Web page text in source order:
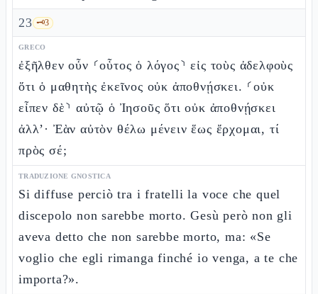
23 🗝️3
GRECO
ἐξῆλθεν οὖν ⸂οὗτος ὁ λόγος⸃ εἰς τοὺς ἀδελφοὺς
ὅτι ὁ μαθητὴς ἐκεῖνος οὐκ ἀποθνῄσκει. ⸂οὐκ
εἶπεν δὲ⸃ αὐτῷ ὁ Ἰησοῦς ὅτι οὐκ ἀποθνῄσκει
ἀλλ’· Ἐὰν αὐτὸν θέλω μένειν ἕως ἔρχομαι, τί
πρὸς σέ;
TRADUZIONE GNOSTICA
Si diffuse perciò tra i fratelli la voce che quel
discepolo non sarebbe morto. Gesù però non gli
aveva detto che non sarebbe morto, ma: «Se
voglio che egli rimanga finché io venga, a te che
importa?».